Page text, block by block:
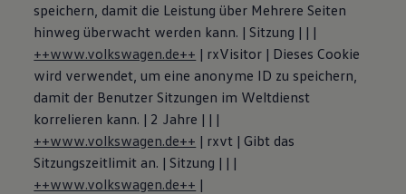
speichern, damit die Leistung über Mehrere Seiten
hinweg überwacht werden kann. | Sitzung | | |
++www.volkswagen.de++ | rxVisitor | Dieses Cookie
wird verwendet, um eine anonyme ID zu speichern,
damit der Benutzer Sitzungen im Weltdienst
korrelieren kann. | 2 Jahre | | |
++www.volkswagen.de++ | rxvt | Gibt das
Sitzungszeitlimit an. | Sitzung | | |
++www.volkswagen.de++ |